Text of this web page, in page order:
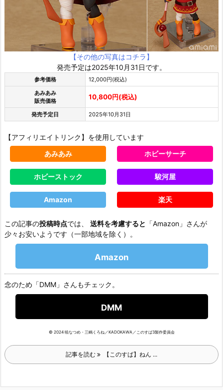
【その他の写真はコチラ】
発売予定は2025年10月31日です。
参考価格
12,000円(税込)
あみあみ
販売価格
10,800円(税込)
発売予定日 2025年10月31日
【アフィリエイトリンク】を使用しています
あみあみ
ホビーサーチ
ホビーストック 駿河屋
Amazon 楽天
この記事の投稿時点では、 送料を考慮すると 「Amazon」さんが
少々お安いようです（一部地域を除く）。
Amazon
念のため「DMM」さんもチェック。
DMM
© 2024 暁なつめ・三嶋くろね／KADOKAWA／このすば3製作委員会
記事を読む 【このすば】ねん ...